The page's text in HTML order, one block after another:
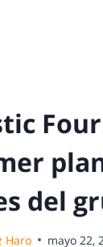
del
Haro mayo 22,